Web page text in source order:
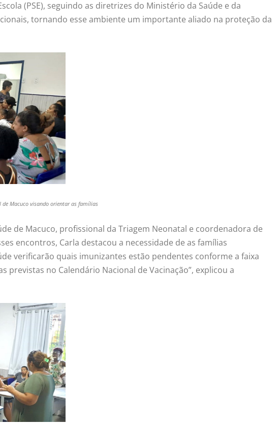
(PSE), seguindo as diretrizes do Ministério da Saúde e da
tornando esse ambiente um importante aliado na proteção da
de Macuco visando orientar as famílias
de Macuco, profissional da Triagem Neonatal e coordenadora de
encontros, Carla destacou a necessidade de as famílias
verificarão quais imunizantes estão pendentes conforme a faixa
previstas no Calendário Nacional de Vacinação”, explicou a